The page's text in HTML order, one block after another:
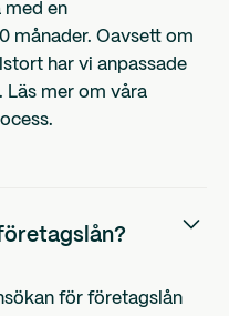
med en
månader. Oavsett om
har vi anpassade
Läs mer om våra
för företagslån